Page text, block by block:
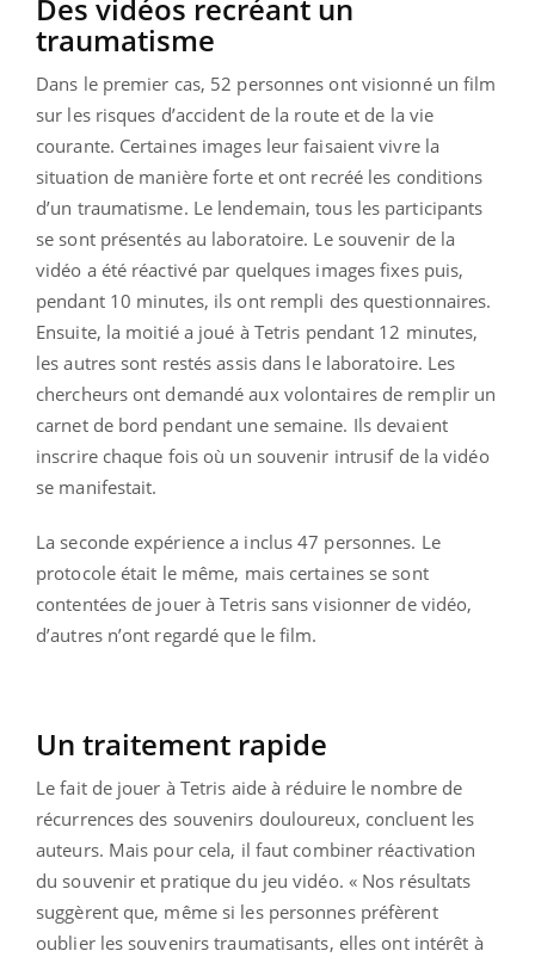
Des vidéos recréant un
traumatisme
Dans le premier cas, 52 personnes ont visionné un film
sur les risques d’accident de la route et de la vie
courante. Certaines images leur faisaient vivre la
situation de manière forte et ont recréé les conditions
d’un traumatisme. Le lendemain, tous les participants
se sont présentés au laboratoire. Le souvenir de la
vidéo a été réactivé par quelques images fixes puis,
pendant 10 minutes, ils ont rempli des questionnaires.
Ensuite, la moitié a joué à Tetris pendant 12 minutes,
les autres sont restés assis dans le laboratoire. Les
chercheurs ont demandé aux volontaires de remplir un
carnet de bord pendant une semaine. Ils devaient
inscrire chaque fois où un souvenir intrusif de la vidéo
se manifestait.
La seconde expérience a inclus 47 personnes. Le
protocole était le même, mais certaines se sont
contentées de jouer à Tetris sans visionner de vidéo,
d’autres n’ont regardé que le film.
Un traitement rapide
Le fait de jouer à Tetris aide à réduire le nombre de
récurrences des souvenirs douloureux, concluent les
auteurs. Mais pour cela, il faut combiner réactivation
du souvenir et pratique du jeu vidéo. « Nos résultats
suggèrent que, même si les personnes préfèrent
oublier les souvenirs traumatisants, elles ont intérêt à